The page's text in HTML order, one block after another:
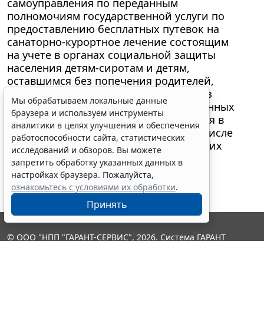
полномочиям государственной услуги по
предоставлению бесплатных путевок на
санаторно-курортное лечение состоящим
на учете в органах социальной защиты
населения детям-сиротам и детям,
оставшимся без попечения родителей,
детям из многодетных семей, детям из
районов Крайнего Севера и приравненных
к ним местностей, детям, находящимся в
трудной жизненной ситуации, в том числе
детям-инвалидам, детям из малоимущих
семей ..."
Мы обрабатываем локальные данные
браузера и используем инструменты
аналитики в целях улучшения и обеспечения
работоспособности сайта, статистических
исследований и обзоров. Вы можете
запретить обработку указанных данных в
настройках браузера. Пожалуйста,
ознакомьтесь с условиями их обработки.
Принять
© ООО "НПП "ГАРАНТ-СЕРВИС", 2026. Система ГАРАНТ